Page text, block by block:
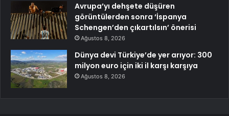
Avrupa’yı dehşete düşüren
görüntülerden sonra ‘İspanya
Schengen’den çıkartılsın’ önerisi
Ağustos 8, 2026
Dünya devi Türkiye’de yer arıyor: 300
milyon euro için iki il karşı karşıya
Ağustos 8, 2026